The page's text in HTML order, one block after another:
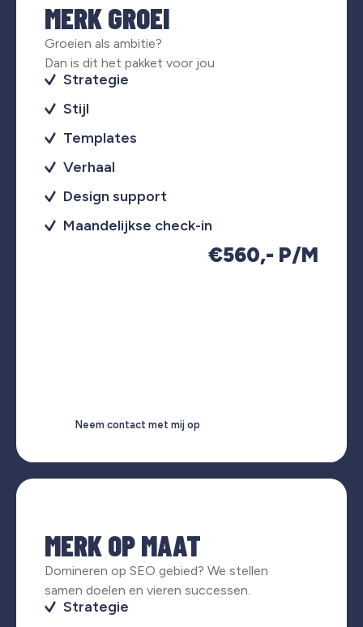
MERK GROEI
Groeien als ambitie?
Dan is dit het pakket voor jou
Strategie
Stijl
Templates
Verhaal
Design support
Maandelijkse check-in
€560,- P/M
Neem contact met mij op
MERK OP MAAT
Domineren op SEO gebied? We stellen
samen doelen en vieren successen.
Strategie